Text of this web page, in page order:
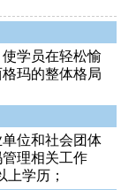
学员在轻松愉
玛的整体格局
位和社会团体
理相关工作
学历；